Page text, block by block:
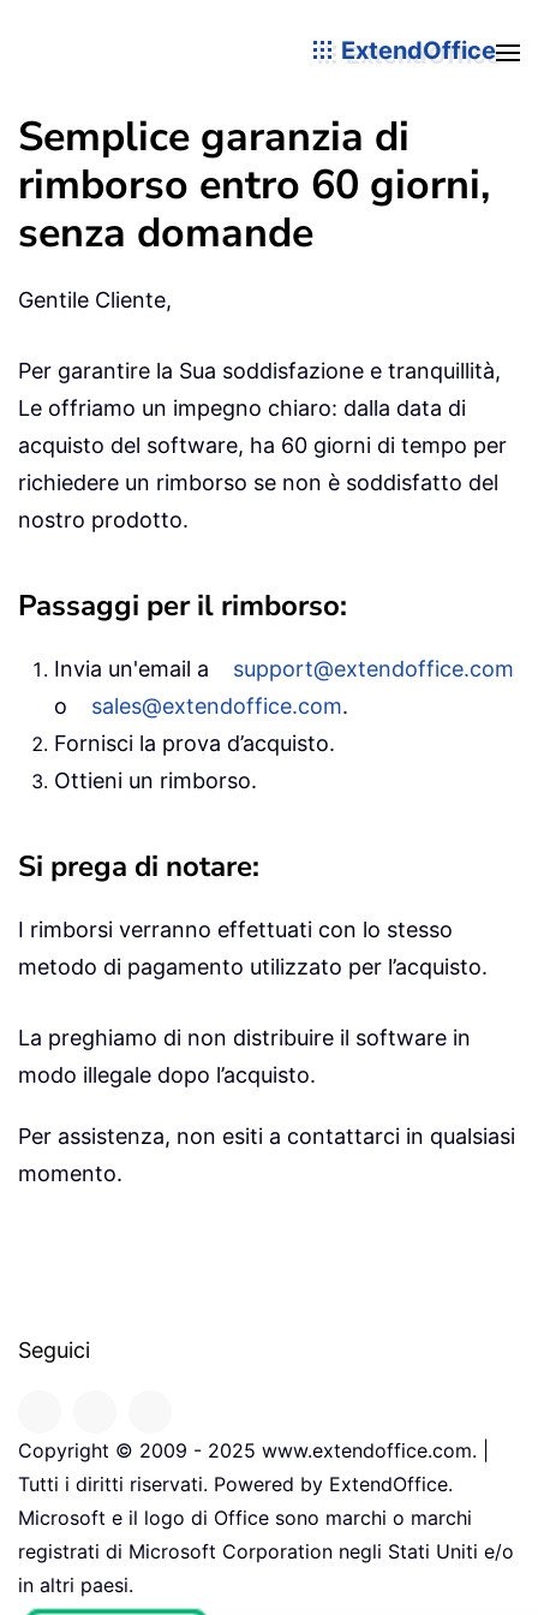
ExtendOffice
Semplice garanzia di
rimborso entro 60 giorni,
senza domande
Gentile Cliente,
Per garantire la Sua soddisfazione e tranquillità,
Le offriamo un impegno chiaro: dalla data di
acquisto del software, ha 60 giorni di tempo per
richiedere un rimborso se non è soddisfatto del
nostro prodotto.
Passaggi per il rimborso:
Invia un'email a
support@extendoffice.com
o
sales@extendoffice.com.
Fornisci la prova d’acquisto.
Ottieni un rimborso.
Si prega di notare:
I rimborsi verranno effettuati con lo stesso
metodo di pagamento utilizzato per l’acquisto.
La preghiamo di non distribuire il software in
modo illegale dopo l’acquisto.
Per assistenza, non esiti a contattarci in qualsiasi
momento.
Seguici
Copyright © 2009 - 2025 www.extendoffice.com. |
Tutti i diritti riservati. Powered by ExtendOffice.
Microsoft e il logo di Office sono marchi o marchi
registrati di Microsoft Corporation negli Stati Uniti e/o
in altri paesi.